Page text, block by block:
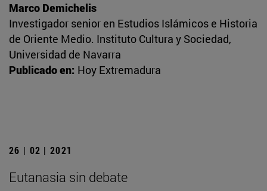
Marco Demichelis
Investigador senior en Estudios Islámicos e Historia
de Oriente Medio. Instituto Cultura y Sociedad,
Universidad de Navarra
Publicado en: Hoy Extremadura
26 | 02 | 2021
Eutanasia sin debate